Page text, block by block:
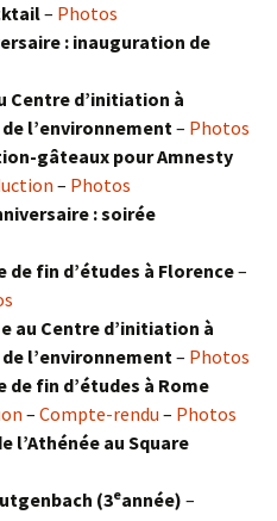
– Photos
: inauguration de
Centre d’initiation à
l’environnement– Photos
gâteaux pour Amnesty
– Photos
: soirée
de fin d’études à Florence–
au Centre d’initiation à
l’environnement– Photos
de fin d’études à Rome
– Compte-rendu – Photos
l’Athénée au Square
(3eannée) –